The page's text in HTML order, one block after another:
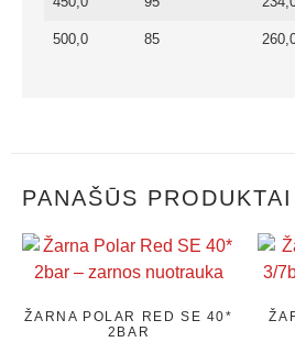
500,0 85
PANAŠŪS PRODUKTAI
ŽARNA POLAR RED SE 40*
2BAR